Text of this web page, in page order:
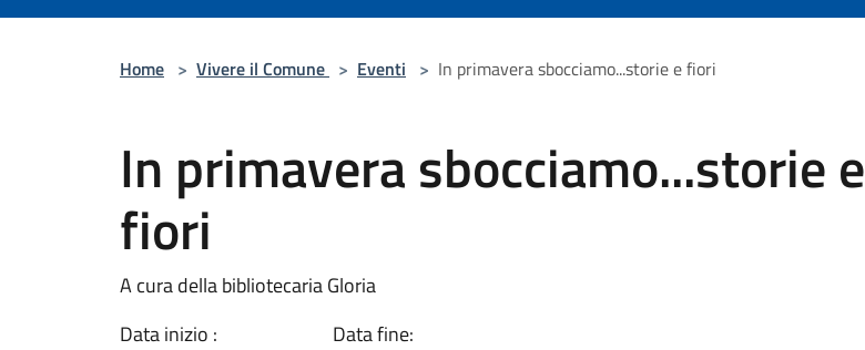
Home > Vivere il Comune > Eventi > In primavera sbocciamo...storie e fiori
In primavera sbocciamo...storie e
fiori
A cura della bibliotecaria Gloria
Data inizio :
Data fine: